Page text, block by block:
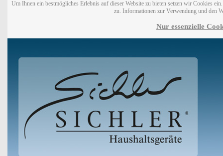
Um Ihnen ein bestmögliches Erlebnis auf dieser Website zu bieten setzen wir Cookies
zu. Informationen zur Verwendung und den
Nur essenzielle